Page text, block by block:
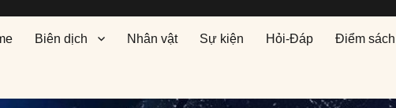
Biên dịch Nhân vật Sự kiện Hỏi-Đáp Điểm sách